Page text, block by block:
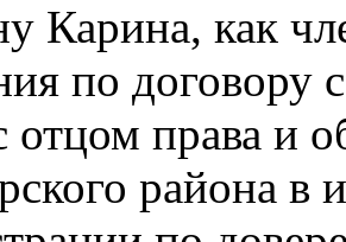
Карина, как
по договору
отцом права и
района в